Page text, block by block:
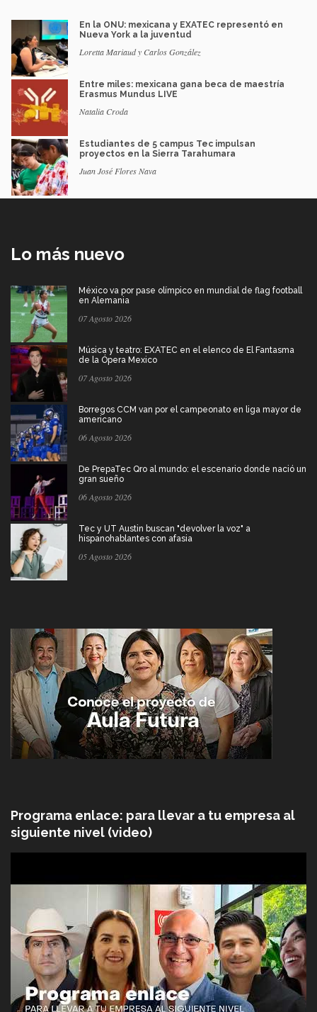
En la ONU: mexicana y EXATEC representó en
Nueva York a la juventud
Loretta Mariaud y Carlos González
Entre miles: mexicana gana beca de maestría
Erasmus Mundus LIVE
Natalia Croda
Estudiantes de 5 campus Tec impulsan
proyectos en la Sierra Tarahumara
Juan José Flores Nava
Lo más nuevo
México va por pase olímpico en mundial de flag football
en Alemania
07 Agosto 2026
Música y teatro: EXATEC en el elenco de El Fantasma
de la Ópera Mexico
07 Agosto 2026
Borregos CCM van por el campeonato en liga mayor de
americano
06 Agosto 2026
De PrepaTec Qro al mundo: el escenario donde nació un
gran sueño
06 Agosto 2026
Tec y UT Austin buscan "devolver la voz" a
hispanohablantes con afasia
05 Agosto 2026
Programa enlace: para llevar a tu empresa al
siguiente nivel (video)